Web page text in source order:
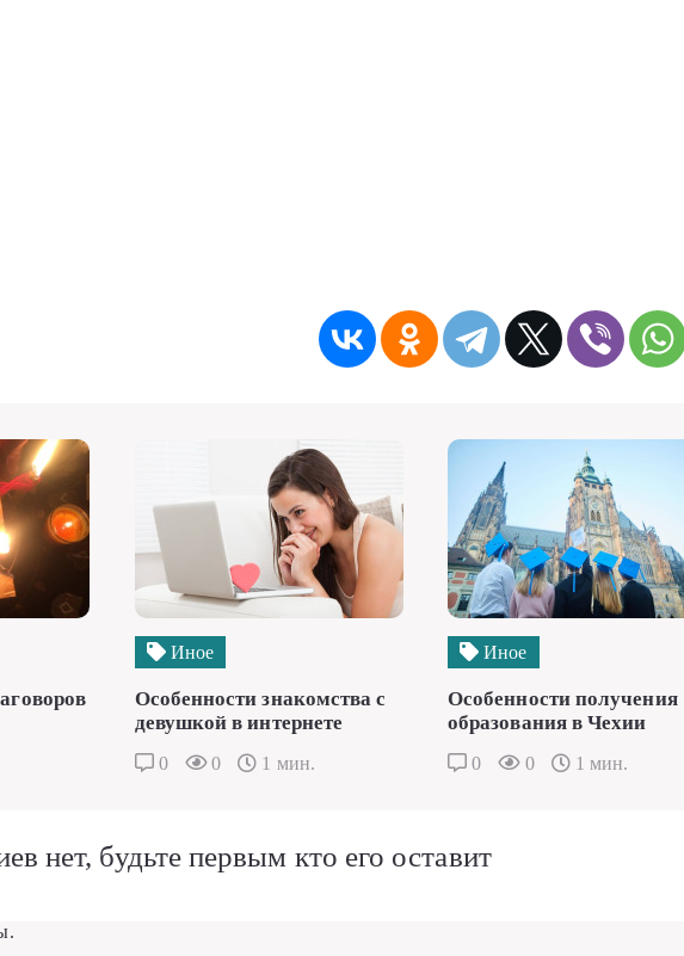
Иное
Особенности знакомства с
девушкой в интернете
0 0 1 мин.
Иное
Особенности получения
образования в Чехии
0 0 1 мин.
нет, будьте первым кто его оставит